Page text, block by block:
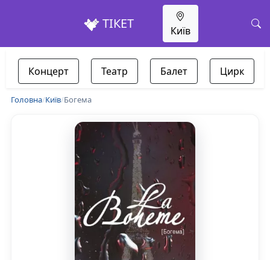
ТІКЕТ Київ
Концерт Театр Балет Цирк
Головна/Київ/Богема